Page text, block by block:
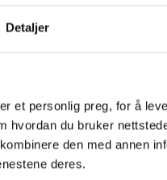
Detaljer
et personlig preg, for å
hvordan du bruker
den med annen
deres.